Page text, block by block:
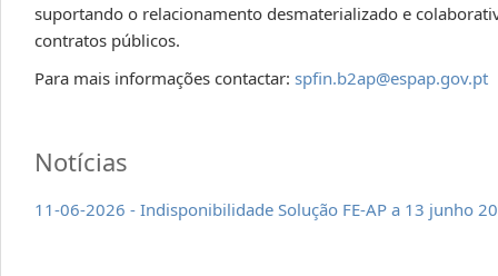
suportando o relacionamento desmaterializado e
contratos públicos.
Para mais informações contactar: spfin.b2ap@espap.gov.pt
Notícias
11-06-2026 - Indisponibilidade Solução FE-AP a 13 junho